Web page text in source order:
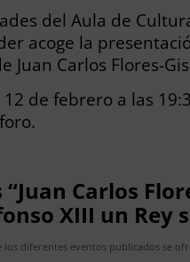
del Aula de
acoge la
Juan Carlos Flores-
12 de febrero a las
Carlos
XIII un Rey
los diferentes eventos publicados se